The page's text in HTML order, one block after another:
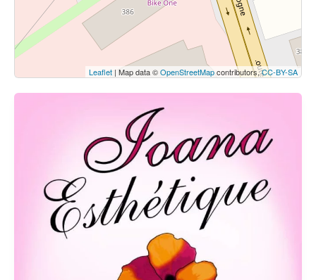
Leaflet | Map data ©OpenStreetMapcontributors,CC-BY-SA